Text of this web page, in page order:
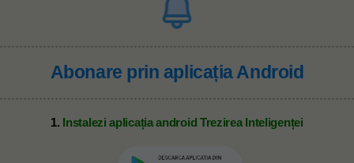
Abonare prin aplicația Android
1. Instalezi aplicația android Trezirea Inteligenței